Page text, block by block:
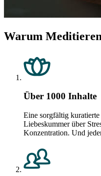
Warum
Über 1000 Inhalte
Eine sorgfältig
Liebeskummer über
Konzentration. Und